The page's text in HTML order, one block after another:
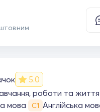
5.0
роботи та життя
мова С1 Англійська